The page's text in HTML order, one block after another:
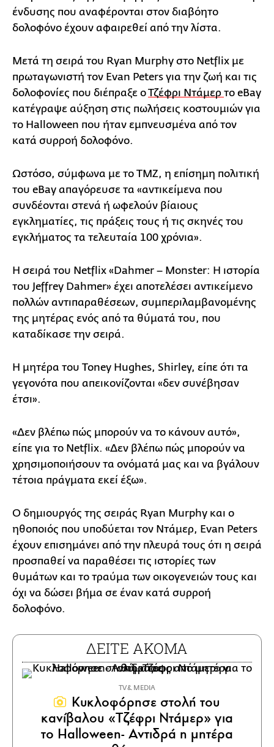
ένδυσης που αναφέρονται στον διαβόητο
δολοφόνο έχουν αφαιρεθεί από την λίστα.
Μετά τη σειρά του Ryan Murphy στο Netflix με
πρωταγωνιστή τον Evan Peters για την ζωή και τις
δολοφονίες που διέπραξε οΤζέφρι Ντάμερ το eBay
κατέγραψε αύξηση στις πωλήσεις κοστουμιών για
το Halloween που ήταν εμπνευσμένα από τον
κατά συρροή δολοφόνο.
Ωστόσο, σύμφωνα με το TMZ, η επίσημη πολιτική
του eBay απαγόρευσε τα «αντικείμενα που
συνδέονται στενά ή ωφελούν βίαιους
εγκληματίες, τις πράξεις τους ή τις σκηνές του
εγκλήματος τα τελευταία 100 χρόνια».
Η σειρά του Netflix «Dahmer – Monster: Η ιστορία
του Jeffrey Dahmer» έχει αποτελέσει αντικείμενο
πολλών αντιπαραθέσεων, συμπεριλαμβανομένης
της μητέρας ενός από τα θύματά του, που
καταδίκασε την σειρά.
Η μητέρα του Toney Hughes, Shirley, είπε ότι τα
γεγονότα που απεικονίζονται «δεν συνέβησαν
έτσι».
«Δεν βλέπω πώς μπορούν να το κάνουν αυτό»,
είπε για το Netflix. «Δεν βλέπω πώς μπορούν να
χρησιμοποιήσουν τα ονόματά μας και να βγάλουν
τέτοια πράγματα εκεί έξω».
Ο δημιουργός της σειράς Ryan Murphy και ο
ηθοποιός που υποδύεται τον Ντάμερ, Evan Peters
έχουν επισημάνει από την πλευρά τους ότι η σειρά
προσπαθεί να παραθέσει τις ιστορίες των
θυμάτων και το τραύμα των οικογενειών τους και
όχι να δώσει βήμα σε έναν κατά συρροή
δολοφόνο.
ΔΕΙΤΕ ΑΚΟΜΑ
TV & MEDIA
Κυκλοφόρησε στολή του
κανίβαλου «Τζέφρι Ντάμερ» για
το Halloween- Αντιδρά η μητέρα